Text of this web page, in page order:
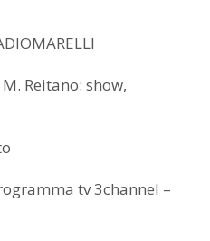
Reitano: show,
tv 3channel –